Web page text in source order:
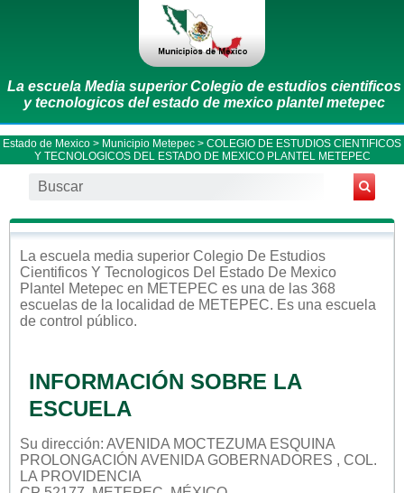
La escuela Media superior Colegio de estudios cientificos
y tecnologicos del estado de mexico plantel metepec
Estado de Mexico > Municipio Metepec > COLEGIO DE ESTUDIOS CIENTIFICOS
Y TECNOLOGICOS DEL ESTADO DE MEXICO PLANTEL METEPEC
La escuela media superior Colegio De Estudios
Cientificos Y Tecnologicos Del Estado De Mexico
Plantel Metepec en METEPEC es una de las 368
escuelas de la localidad de METEPEC. Es una escuela
de control público.
INFORMACIÓN SOBRE LA
ESCUELA
Su dirección: AVENIDA MOCTEZUMA ESQUINA
PROLONGACIÓN AVENIDA GOBERNADORES , COL.
LA PROVIDENCIA